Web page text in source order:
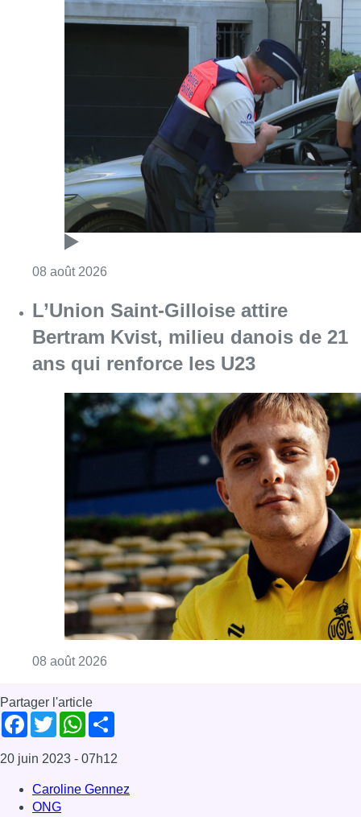
08 août 2026
L’Union Saint-Gilloise attire
Bertram Kvist, milieu danois de 21
ans qui renforce les U23
08 août 2026
Partager l'article
Facebook
TwitterWhatsApp
20 juin 2023 - 07h12
Caroline Gennez
ONG